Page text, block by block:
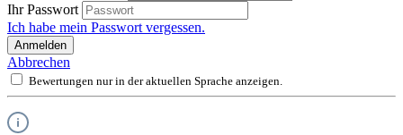
Ihr Passwort
Ich habe mein Passwort vergessen.
Anmelden
Abbrechen
Bewertungen nur in der aktuellen Sprache anzeigen.